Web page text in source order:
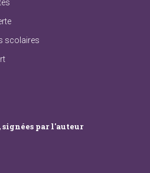
scolaires
signées par l'auteur